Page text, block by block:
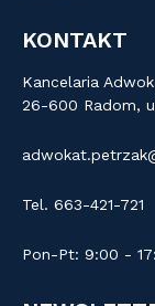
KONTAKT
Kancelaria
26-600 Radom,
Tel. 663-421-721
Pon-Pt: 9:00 -